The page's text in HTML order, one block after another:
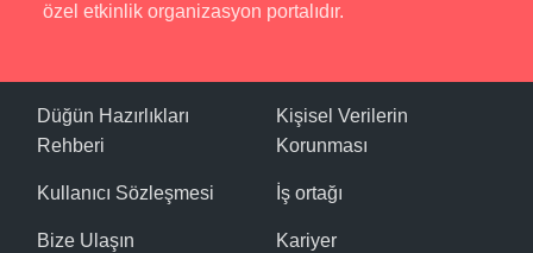
özel etkinlik organizasyon portalıdır.
Düğün Hazırlıkları
Rehberi
Kullanıcı Sözleşmesi
Bize Ulaşın
Kişisel Verilerin
Korunması
İş ortağı
Kariyer